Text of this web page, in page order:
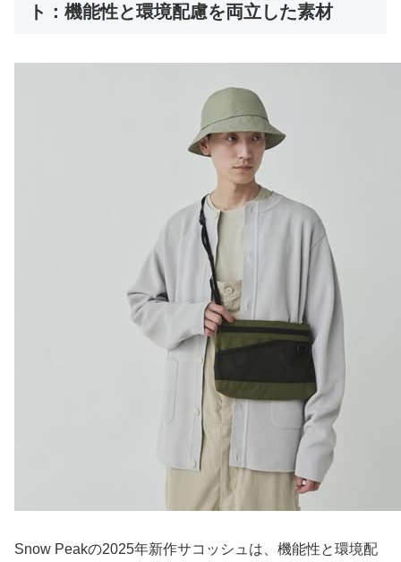
ト：機能性と環境配慮を両立した素材
Snow Peakの2025年新作サコッシュは、機能性と環境配